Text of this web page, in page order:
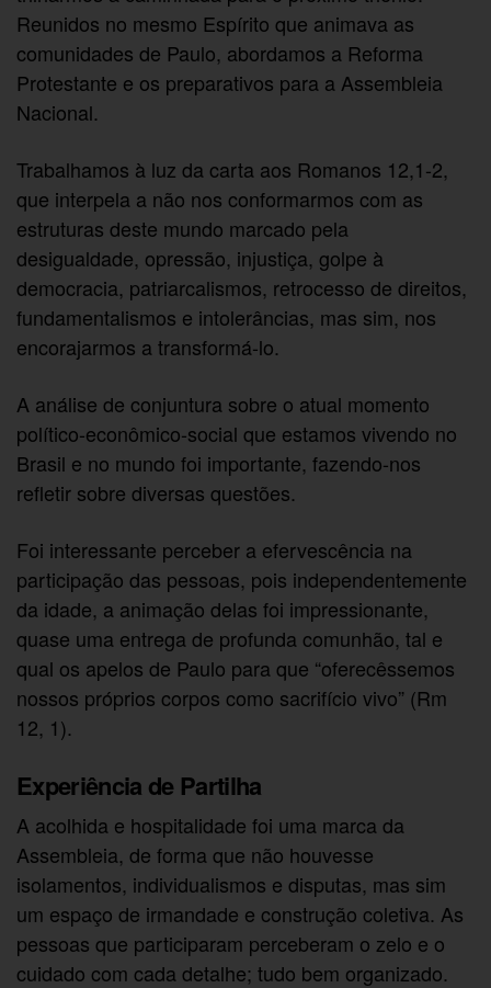
Reunidos no mesmo Espírito que animava as
comunidades de Paulo, abordamos a Reforma
Protestante e os preparativos para a Assembleia
Nacional.
Trabalhamos à luz da carta aos Romanos 12,1-2,
que interpela a não nos conformarmos com as
estruturas deste mundo marcado pela
desigualdade, opressão, injustiça, golpe à
democracia, patriarcalismos, retrocesso de direitos,
fundamentalismos e intolerâncias, mas sim, nos
encorajarmos a transformá-lo.
A análise de conjuntura sobre o atual momento
político-econômico-social que estamos vivendo no
Brasil e no mundo foi importante, fazendo-nos
refletir sobre diversas questões.
Foi interessante perceber a efervescência na
participação das pessoas, pois independentemente
da idade, a animação delas foi impressionante,
quase uma entrega de profunda comunhão, tal e
qual os apelos de Paulo para que “oferecêssemos
nossos próprios corpos como sacrifício vivo” (Rm
12, 1).
Experiência de Partilha
A acolhida e hospitalidade foi uma marca da
Assembleia, de forma que não houvesse
isolamentos, individualismos e disputas, mas sim
um espaço de irmandade e construção coletiva. As
pessoas que participaram perceberam o zelo e o
cuidado com cada detalhe; tudo bem organizado.